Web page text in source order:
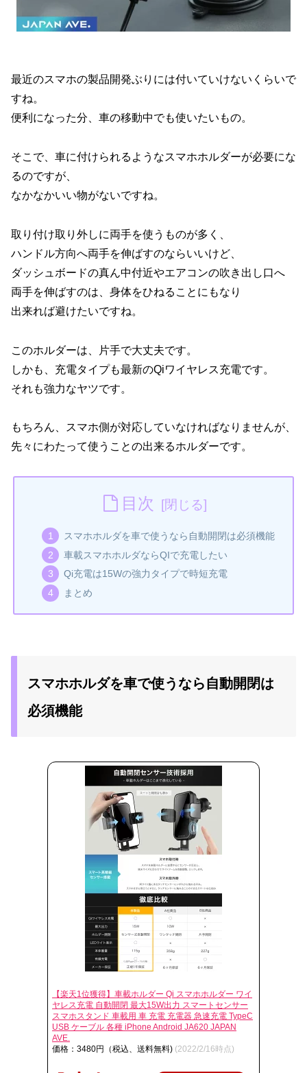
最近のスマホの製品開発ぶりには付いていけないくらいで
すね。
便利になった分、車の移動中でも使いたいもの。
そこで、車に付けられるようなスマホホルダーが必要にな
るのですが、
なかなかいい物がないですね。
取り付け取り外しに両手を使うものが多く、
ハンドル方向へ両手を伸ばすのならいいけど、
ダッシュボードの真ん中付近やエアコンの吹き出し口へ
両手を伸ばすのは、身体をひねることにもなり
出来れば避けたいですね。
このホルダーは、片手で大丈夫です。
しかも、充電タイプも最新のQiワイヤレス充電です。
それも強力なヤツです。
もちろん、スマホ側が対応していなければなりませんが、
先々にわたって使うことの出来るホルダーです。
目次
スマホホルダを車で使うなら自動開閉は必須機能
車載スマホホルダならQIで充電したい
Qi充電は15Wの強力タイプで時短充電
まとめ
スマホホルダを車で使うなら自動開閉は
必須機能
【楽天1位獲得】車載ホルダー Qi スマホホルダー ワイ
ヤレス充電 自動開閉 最大15W出力 スマートセンサー
スマホスタンド 車載用 車 充電 充電器 急速充電 TypeC
USB ケーブル 各種 iPhone Android JA620 JAPAN
AVE.
価格：3480円（税込、送料無料) (2022/2/16時点)